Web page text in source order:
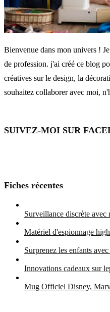
Bienvenue dans mon univers !
de profession. j'ai créé ce blog
créatives sur le design, la
souhaitez collaborer avec moi,
SUIVEZ-MOI SUR
Fiches récentes
Surveillance discrète avec
Matériel d'espionnage
Surprenez les enfants
Innovations cadeaux sur
Mug Officiel Disney,